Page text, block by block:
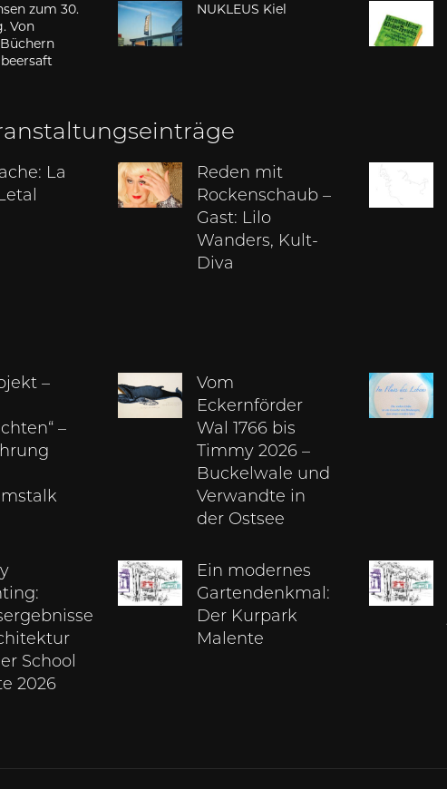
zum 30.
Von
NUKLEUS Kiel
La
Reden mit
Rockenschaub –
Gast: Lilo
Wanders, Kult-
Diva
–
–
Vom
Eckernförder
Wal 1766 bis
Timmy 2026 –
Buckelwale und
Verwandte in
der Ostsee
School
2026
Ein modernes
Gartendenkmal:
Der Kurpark
Malente